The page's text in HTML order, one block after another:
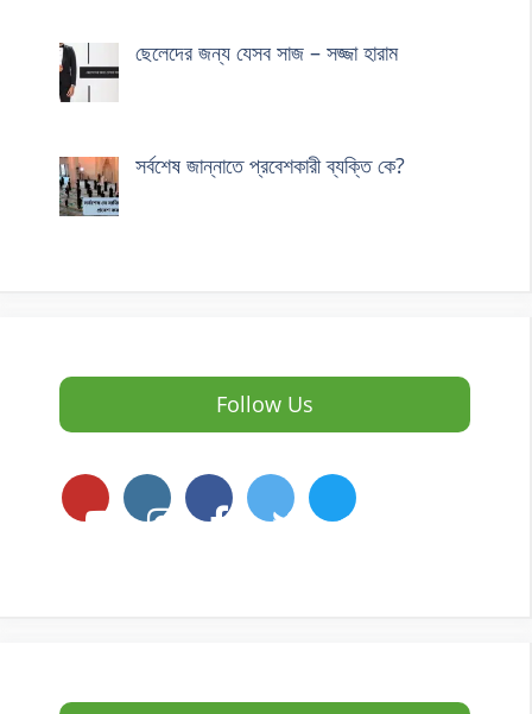
ছেলেদের জন্য যেসব সাজ – সজ্জা হারাম
সর্বশেষ জান্নাতে প্রবেশকারী ব্যক্তি কে?
Follow Us